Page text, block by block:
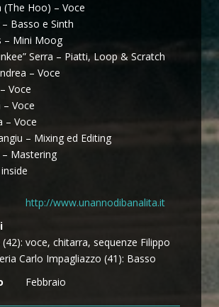
(The Hoo) – Voce
Basso e Sinth
– Mini Moog
Serra – Piatti, Loop & Scratch
– Voce
Voce
– Voce
– Voce
– Mixing ed Editing
– Mastering
http://www.unannodibanalita.it
voce, chitarra, sequenze Filippo
Carlo Impagliazzo (41): Basso
Febbraio